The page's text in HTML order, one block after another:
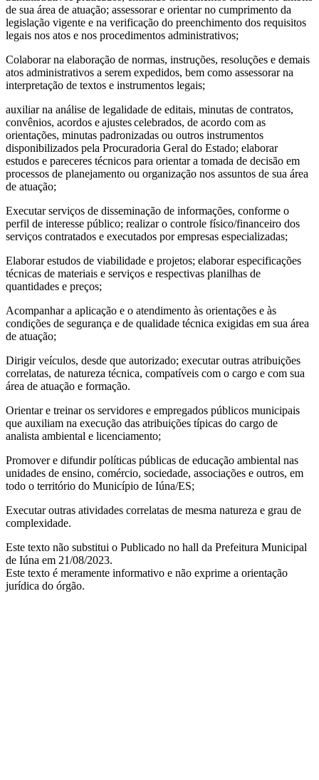
de sua área de atuação; assessorar e orientar no cumprimento da
legislação vigente e na verificação do preenchimento dos requisitos
legais nos atos e nos procedimentos administrativos;
Colaborar na elaboração de normas, instruções, resoluções e demais
atos administrativos a serem expedidos, bem como assessorar na
interpretação de textos e instrumentos legais;
auxiliar na análise de legalidade de editais, minutas de contratos,
convênios, acordos e ajustes celebrados, de acordo com as
orientações, minutas padronizadas ou outros instrumentos
disponibilizados pela Procuradoria Geral do Estado; elaborar
estudos e pareceres técnicos para orientar a tomada de decisão em
processos de planejamento ou organização nos assuntos de sua área
de atuação;
Executar serviços de disseminação de informações, conforme o
perfil de interesse público; realizar o controle físico/financeiro dos
serviços contratados e executados por empresas especializadas;
Elaborar estudos de viabilidade e projetos; elaborar especificações
técnicas de materiais e serviços e respectivas planilhas de
quantidades e preços;
Acompanhar a aplicação e o atendimento às orientações e às
condições de segurança e de qualidade técnica exigidas em sua área
de atuação;
Dirigir veículos, desde que autorizado; executar outras atribuições
correlatas, de natureza técnica, compatíveis com o cargo e com sua
área de atuação e formação.
Orientar e treinar os servidores e empregados públicos municipais
que auxiliam na execução das atribuições típicas do cargo de
analista ambiental e licenciamento;
Promover e difundir políticas públicas de educação ambiental nas
unidades de ensino, comércio, sociedade, associações e outros, em
todo o território do Município de Iúna/ES;
Executar outras atividades correlatas de mesma natureza e grau de
complexidade.
Este texto não substitui o Publicado no hall da Prefeitura Municipal
de Iúna em 21/08/2023.
Este texto é meramente informativo e não exprime a orientação
jurídica do órgão.